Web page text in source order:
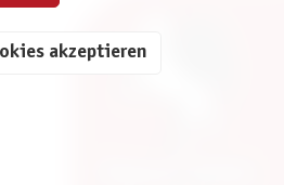
akzeptieren